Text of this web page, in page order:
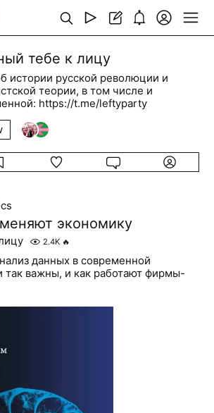
тебе к лицу
истории русской революции и
теории, в том числе и
https://t.me/leftyparty
экономику
2.4K 🔥
данных в современной
так важны, и как работают фирмы-